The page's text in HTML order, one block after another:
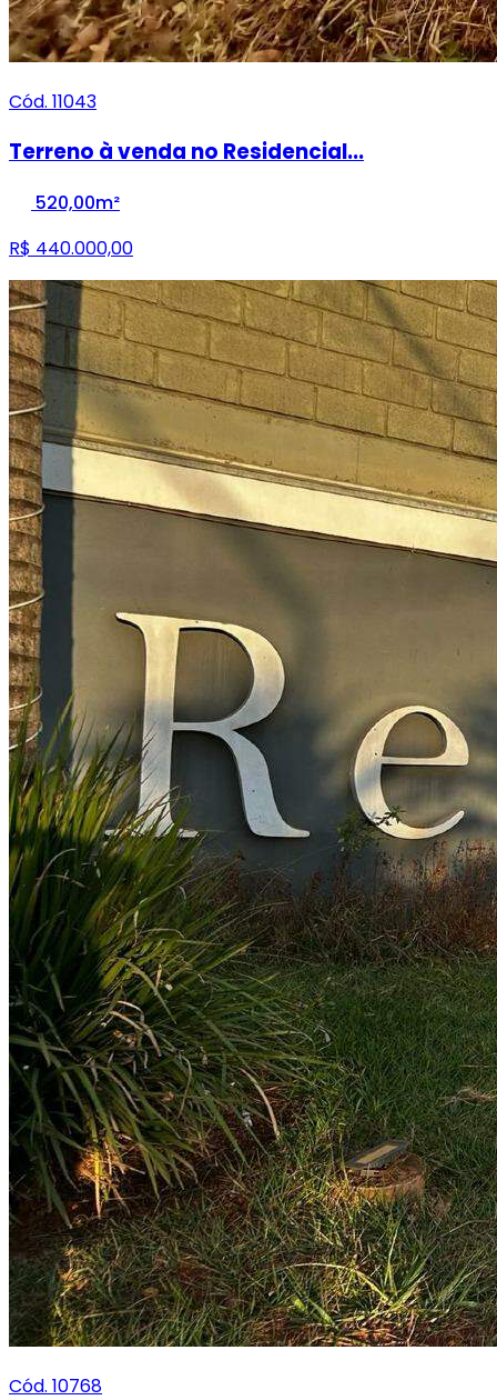
Cód. 11043
Terreno à venda no Residencial...
520,00m²
R$ 440.000,00
Cód. 10768